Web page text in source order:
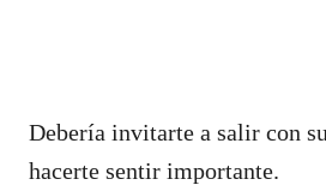
Debería invitarte a salir con
hacerte sentir importante.